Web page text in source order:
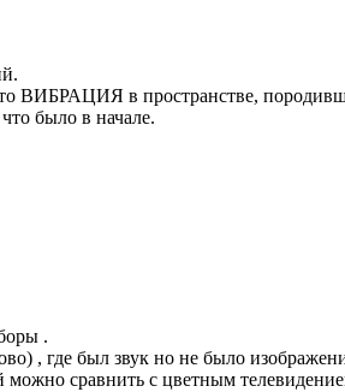
ВИБРАЦИЯ в пространстве,
было в начале.
.
, где был звук но не было
сравнить с цветным